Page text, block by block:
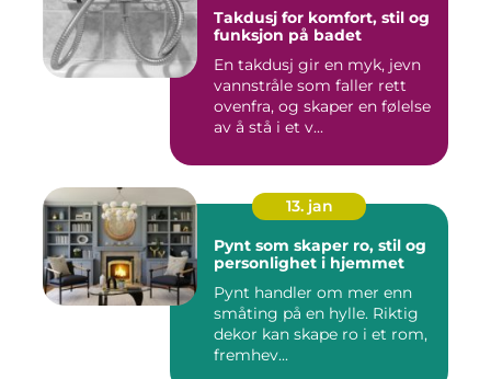
Takdusj for komfort, stil og
funksjon på badet
En takdusj gir en myk, jevn
vannstråle som faller rett
ovenfra, og skaper en følelse
av å stå i et v...
13. jan
Pynt som skaper ro, stil og
personlighet i hjemmet
Pynt handler om mer enn
småting på en hylle. Riktig
dekor kan skape ro i et rom,
fremhev...